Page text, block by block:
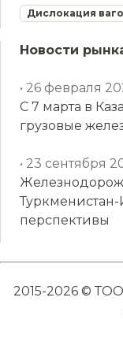
Дислокация
Новости
• 26 февраля
С 7 марта в
грузовые
• 23 сентября
Туркменистан-
перспективы
2015-2026 ©